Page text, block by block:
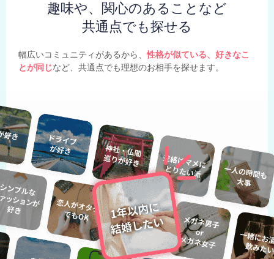
趣味や、関心のあることなど
共通点でも探せる
幅広いコミュニティがあるから、性格が似ている、好きなこ
とが同じなど、共通点でも理想のお相手を探せます。